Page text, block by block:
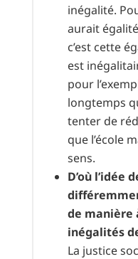
inégalité.
aurait
c’est cette
est
pour
longtemps
tenter de
que l’école
sens.
D’où l’idée
de manière
inégalités
La justice